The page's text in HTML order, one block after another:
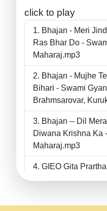
click to play
Bhajan - Meri
Ras Bhar Do -
Maharaj.mp3
Bhajan - Mujhe
Bihari - Swami
Brahmsarovar,
Bhajan -- Dil
Diwana Krishna Ka
Maharaj.mp3
GIEO Gita